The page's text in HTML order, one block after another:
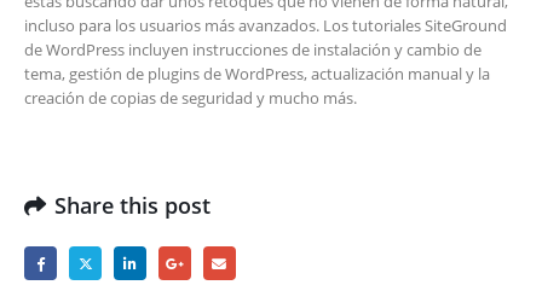
incluso para los usuarios más avanzados. Los tutoriales SiteGround
de WordPress incluyen instrucciones de instalación y cambio de
tema, gestión de plugins de WordPress, actualización manual y la
creación de copias de seguridad y mucho más.
Share this post